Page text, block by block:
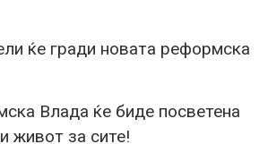
ќе гради новата реформска
Влада ќе биде посветена
живот за сите!